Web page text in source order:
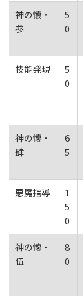
神の懐・
参
5
0
技能発現
5
0
神の懐・
肆
6
5
悪魔指導
1
5
0
神の懐・
伍
8
0